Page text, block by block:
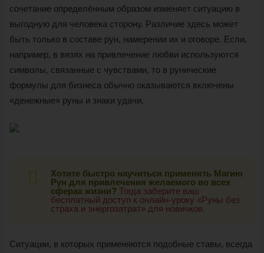
сочетание определённым образом изменяет ситуацию в
выгодную для человека сторону. Различие здесь может
быть только в составе рун, намерении их и оговоре. Если,
например, в вязях на привлечение любви используются
символы, связанные с чувствами, то в рунические
формулы для бизнеса обычно оказываются включены
«денежные» руны и знаки удачи.
Хотите быстро научиться применять Магию
Рун для привлечения желаемого во всех
сферах жизни? Тогда заберите ваш
бесплатный доступ к онлайн-уроку «Руны без
страха и энергозатрат» для новичков.
Ситуации, в которых применяются подобные ставы, всегда